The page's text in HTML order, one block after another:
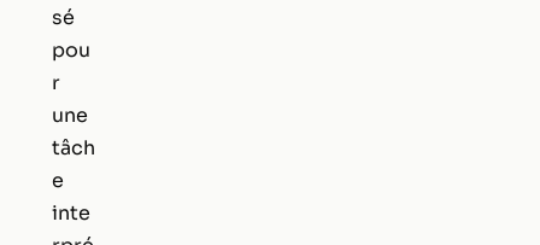
sé
pou
r
une
tâch
e
inte